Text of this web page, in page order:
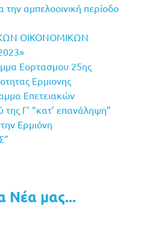
την αμπελοοινική περίοδο
ΟΙΚΟΝΟΜΙΚΩΝ
Εορτασμου 25ης
Ερμιονης
Επετειακών
Γ’ “κατ’ επανάληψη”
Ερμιόνη
Νέα μας...